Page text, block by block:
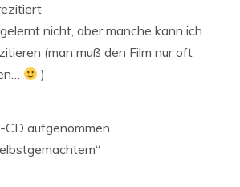
nicht, aber manche kann ich
(man muß den Film nur oft
)
CD aufgenommen